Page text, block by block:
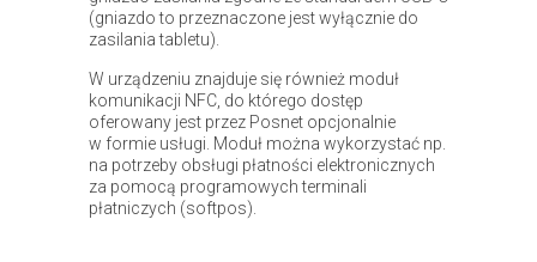
(gniazdo to przeznaczone jest wyłącznie do
zasilania tabletu).
W urządzeniu znajduje się również moduł
komunikacji NFC, do którego dostęp
oferowany jest przez Posnet opcjonalnie
w formie usługi. Moduł można wykorzystać np.
na potrzeby obsługi płatności elektronicznych
za pomocą programowych terminali
płatniczych (softpos).